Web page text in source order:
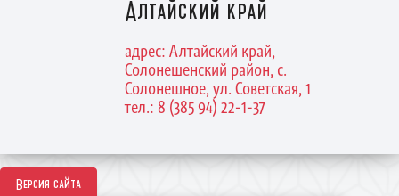
Версия сайта
Алтайский край
адрес: Алтайский край,
Солонешенский район, с.
Солонешное, ул. Советская, 1
тел.: 8 (385 94) 22-1-37